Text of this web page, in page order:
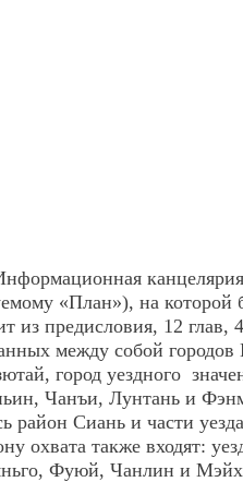
ая
«План»), на которой
из предисловия, 12 глав,
между собой
город уездного
Чанъи, Лунтань и
район Сиань и части
охвата также входят:
Фуюй, Чанлин и